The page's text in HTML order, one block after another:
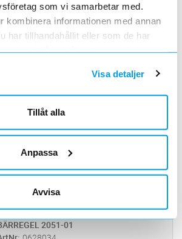
som vi samarbetar med.
kombinera informationen med annan
har tillhandahållit eller som de har
använt deras tjänster.
Visa detaljer
Tillåt alla
Anpassa
Avvisa
Lägg i kundvagn
4528-01 HEA180
0628028
Lägg i kundvagn
Varumärke EBR
HE 200A
Lägg i kundvagn
BÄRREGEL 2051-01
0628032
BÄRREGEL HE 140A
Lägg i kundvagn
2051-01